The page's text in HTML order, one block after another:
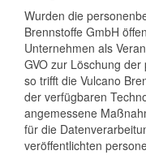
Wurden die
Brennstoffe GmbH
Unternehmen als
GVO zur Löschung
so trifft die Vulcano
der verfügbaren
angemessene
für die
veröffentlichten